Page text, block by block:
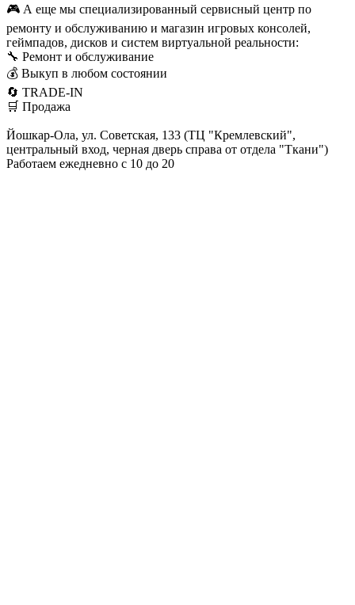
🎮 А еще мы специализированный сервисный центр по
ремонту и обслуживанию и магазин игровых консолей,
геймпадов, дисков и систем виртуальной реальности:
🔧 Ремонт и обслуживание
💰 Выкуп в любом состоянии
🔄 TRADE-IN
🛒 Продажа
Йошкар-Ола, ул. Советская, 133 (ТЦ "Кремлевский",
центральный вход, черная дверь справа от отдела "Ткани")
Работаем ежедневно с 10 до 20